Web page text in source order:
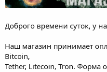
Доброго времени суток, у
Наш магазин принимает
Bitcoin,
Tether, Litecoin, Tron. Форма